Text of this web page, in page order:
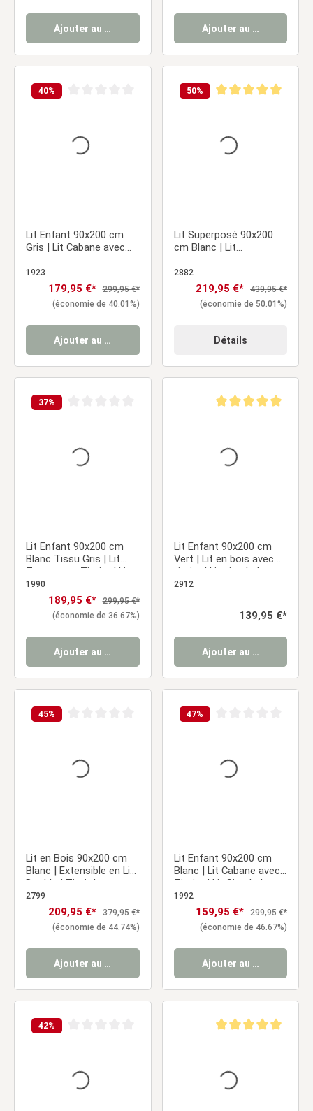
Ajouter au panier Ajouter au panier
40%
Lit Enfant 90x200 cm
Gris | Lit Cabane avec
Tiroirs | Lit Simple | avec
Sommier | Bois
1923
Prix de vente :
179,95 €* Prix régulier :
299,95 €*
(économie de 40.01%)
Ajouter au panier
50%
Lit Superposé 90x200
cm Blanc | Lit
mezzanine avec
Sommier | Protection
anti-chute | Convertible
| Bois massif
2882
Prix de vente :
219,95 €* Prix régulier :
439,95 €*
(économie de 50.01%)
Détails
37%
Lit Enfant 90x200 cm
Blanc Tissu Gris | Lit
Tente avec Tiroirs | Lit
Simple | avec Sommier |
1990
Prix de vente :
189,95 €* Prix régulier :
299,95 €*
(économie de 36.67%)
Ajouter au panier
Lit Enfant 90x200 cm
Vert | Lit en bois avec 2
tiroirs | Lit simple | avec
sommier | Barrière de
2912
Prix régulier :
139,95 €*
Ajouter au panier
45%
Lit en Bois 90x200 cm
Blanc | Extensible en Lit
Double | Tiroir | avec
Sommier | Chambre
Enfant, Adolescent,
2799
Prix de vente :
209,95 €* Prix régulier :
379,95 €*
(économie de 44.74%)
Ajouter au panier
47%
Lit Enfant 90x200 cm
Blanc | Lit Cabane avec
Tiroirs | Lit Simple | avec
Sommier | Bois
1992
Prix de vente :
159,95 €* Prix régulier :
299,95 €*
(économie de 46.67%)
Ajouter au panier
42%